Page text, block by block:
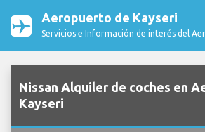
Aeropuerto de Kayseri
Servicios e Información de interés del
Nissan Alquiler de coches en
Kayseri